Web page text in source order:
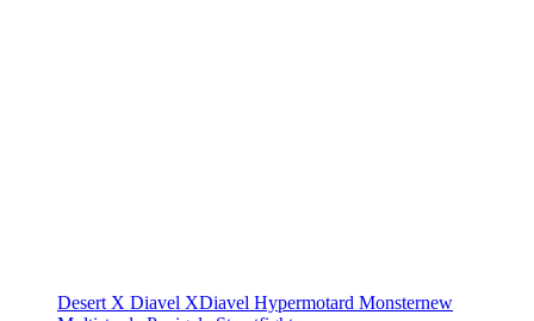
Desert X Diavel XDiavel Hypermotard Monsternew